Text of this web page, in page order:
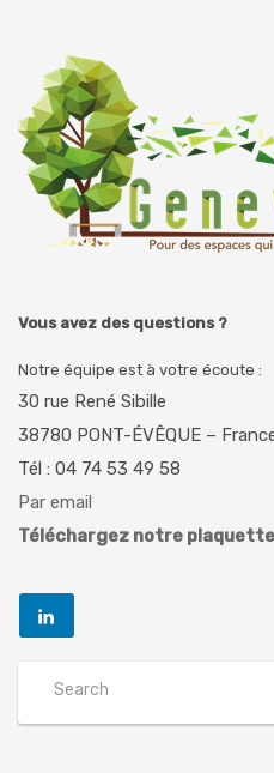
Vous avez des questions ?
Notre équipe est à votre écoute :
30 rue René Sibille
38780 PONT-ÉVÊQUE –
Tél : 04 74 53 49 58
Par email
Téléchargez notre plaquette